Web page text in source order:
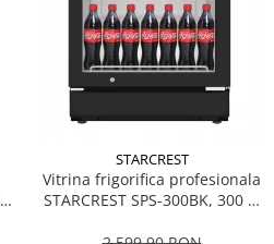
STARCREST
Vitrina frigorifica profesionala
STARCREST SPS-300BK, 300 L,